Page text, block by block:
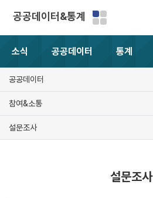
공공데이터&통계
소식 공공데이터 통계
공공데이터
참여&소통
설문조사
설문조사